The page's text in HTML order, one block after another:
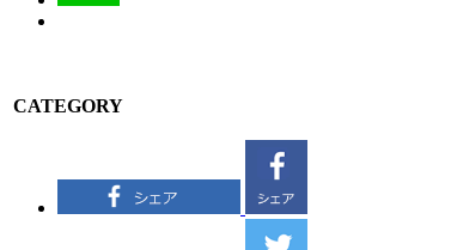
CATEGORY